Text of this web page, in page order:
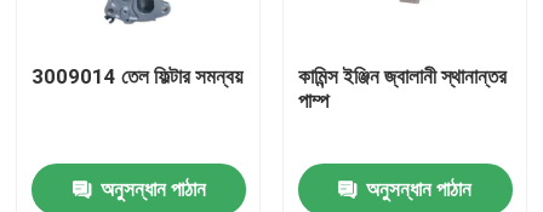
3009014 তেল ফিল্টার সমন্বয়
অনুসন্ধান পাঠান
কামিন্স ইঞ্জিন জ্বালানী স্থানান্তর
পাম্প
অনুসন্ধান পাঠান